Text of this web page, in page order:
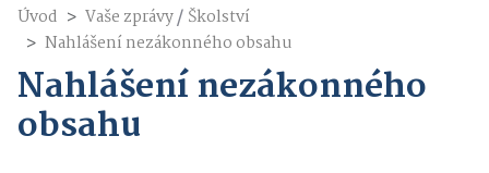
Úvod Vaše zprávy/ Školství
Nahlášení nezákonného obsahu
Nahlášení nezákonného
obsahu